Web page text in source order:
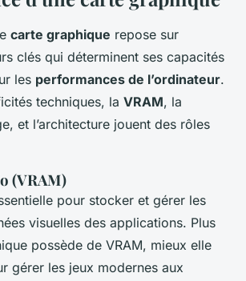
carte graphique repose sur
clés qui déterminent ses capacités
les performances de l’ordinateur.
techniques, la VRAM, la
et l’architecture jouent des rôles
(VRAM)
pour stocker et gérer les
visuelles des applications. Plus
possède de VRAM, mieux elle
gérer les jeux modernes aux